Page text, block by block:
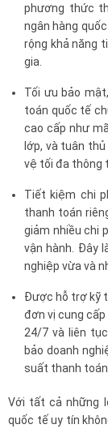
phương thức
ngân hàng
rộng khả năng
gia.
Tối ưu bảo
toán quốc tế
cao cấp như
lớp, và tuân
vệ tối đa thông
Tiết kiệm chi
thanh toán
giảm nhiều chi
vận hành. Đây
nghiệp vừa và
Được hỗ trợ kỹ
đơn vị cung
24/7 và liên
bảo doanh
suất thanh toán.
Với tất cả những
quốc tế uy tín